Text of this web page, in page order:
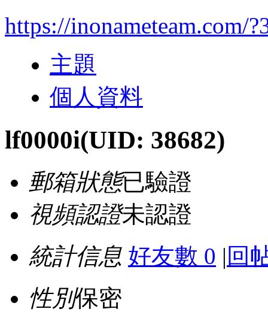
https://inonameteam.com/
主題
個人資料
lf0000i(UID: 38682)
郵箱狀態已驗證
視頻認證未認證
統計信息 好友數 0 | 回
性別保密